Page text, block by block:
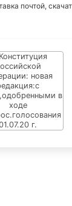
почтой,